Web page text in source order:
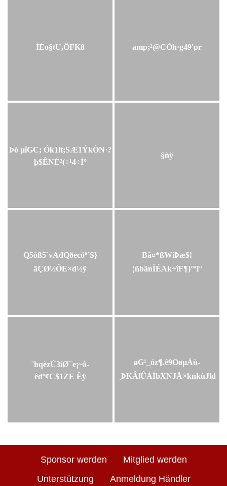
ÍÉo§tU,ÖFK8 amp;²@CÓh·g49'pr
Þò µîGC; Ók1lt;SÆ1ÝkÒN·?
þ$ÊNÉ²(÷¹4÷Ì°
§ñÿ
Q5ôß5`vAdQðecöª´S}
ãÇØ½ÕE×d½ÿ
Bâ¤*ßWiÞæ$!
¦ñbãnÏÉAk÷îF¶}ººIº
¨hqèzÚ3íØ¯e¡~ã-
êdº¢C$1ZE Êÿ
øG¹_óz¶.ê9OøµÁù­
¸ÞKÂlÛÀÍbXNJÅ×knkùJld
Sponsor werden
Mitglied werden
Unterstützung
Anmeldung Händler